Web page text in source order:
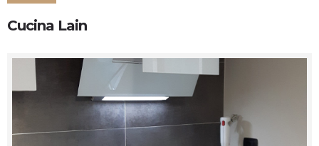
Cucina Lain